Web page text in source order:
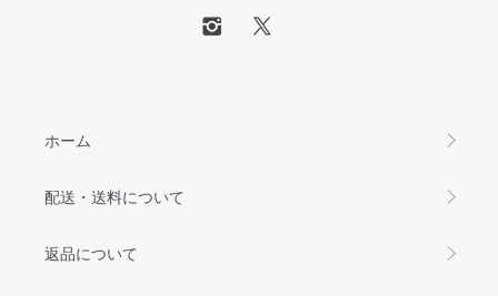
ホーム
配送・送料について
返品について